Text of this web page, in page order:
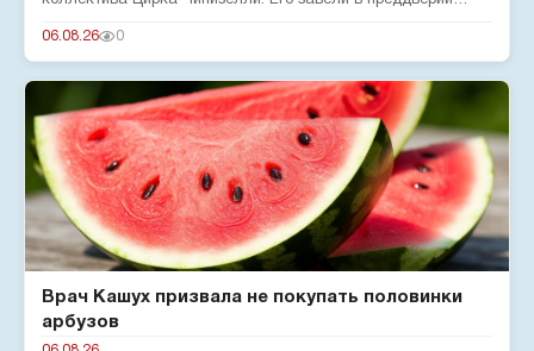
06.08.26 0
Врач Кашух призвала не покупать половинки
арбузов